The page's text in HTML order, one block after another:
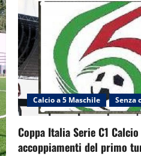
g
a
t
i
o
n
Calcio a 5 Maschile Senza
Coppa Italia Serie C1
accoppiamenti del primo